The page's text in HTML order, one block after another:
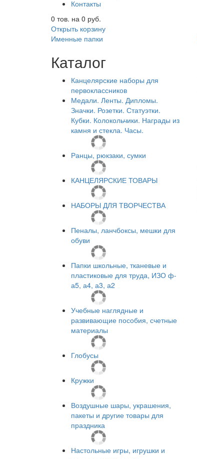
Контакты
0 тов. на 0 руб.
Открыть корзину
Именные папки
Каталог
Канцелярские наборы для
первоклассников
Медали. Ленты. Дипломы.
Значки. Розетки. Статуэтки.
Кубки. Колокольчики. Награды из
камня и стекла. Часы.
Ранцы, рюкзаки, сумки
КАНЦЕЛЯРСКИЕ ТОВАРЫ
НАБОРЫ ДЛЯ ТВОРЧЕСТВА
Пеналы, ланчбоксы, мешки для
обуви
Папки школьные, тканевые и
пластиковые для труда, ИЗО ф-
а5, а4, а3, а2
Учебные наглядные и
развивающие пособия, счетные
материалы
Глобусы
Кружки
Воздушные шары, украшения,
пакеты и другие товары для
праздника
Настольные игры, игрушки и